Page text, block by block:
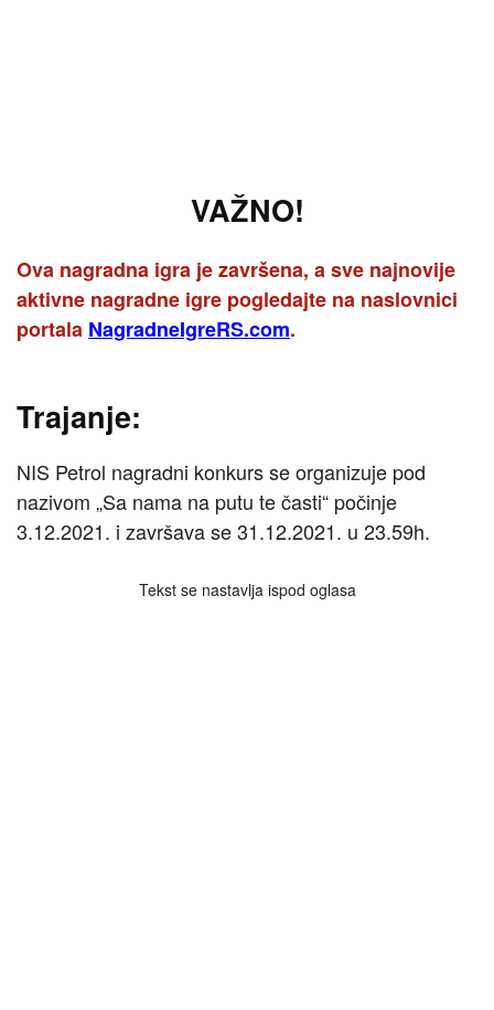
VAŽNO!
Ova nagradna igra je završena, a sve najnovije
aktivne nagradne igre pogledajte na naslovnici
portala NagradneIgreRS.com.
Trajanje:
NIS Petrol nagradni konkurs se organizuje pod
nazivom „Sa nama na putu te časti“ počinje
3.12.2021. i završava se 31.12.2021. u 23.59h.
Tekst se nastavlja ispod oglasa